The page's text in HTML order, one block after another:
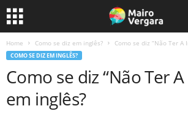
Home Como se diz em inglês? Como se diz “Não Ter A
COMO SE DIZ EM INGLÊS?
Como se diz “Não Ter
em inglês?